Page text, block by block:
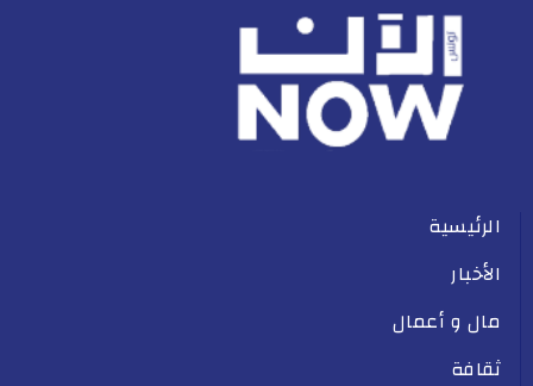
الرئيسية
الأخبار
مال و أعمال
ثقافة